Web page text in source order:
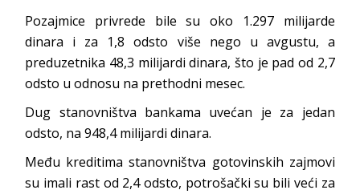
Pozajmice privrede bile su oko 1.297 milijarde
dinara i za 1,8 odsto više nego u avgustu, a
preduzetnika 48,3 milijardi dinara, što je pad od 2,7
odsto u odnosu na prethodni mesec.
Dug stanovništva bankama uvećan je za jedan
odsto, na 948,4 milijardi dinara.
Među kreditima stanovništva gotovinskih zajmovi
su imali rast od 2,4 odsto, potrošački su bili veći za